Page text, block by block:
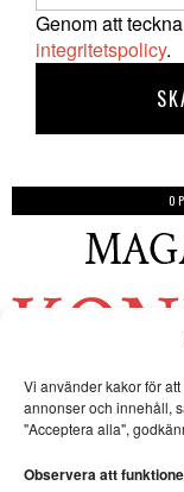
Vi använder kakor för
annonser och innehåll,
"Acceptera alla",
Observera att
Genom att
integritetspolicy.